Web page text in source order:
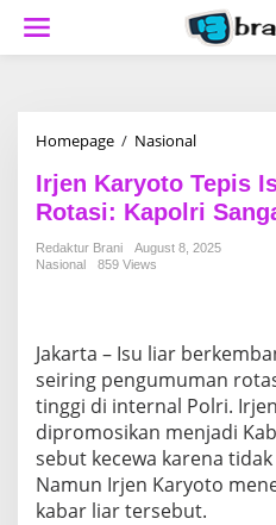
i
Homepage / Nasional
j
e
n
K
t
o
T
e
p
i
s
I
Irjen Karyoto Tepis
Rotasi: Kapolri
Redaktur Brani
August 8, 2025
Nasional
859 Views
Jakarta – Isu liar
seiring pengumuman
tinggi di internal Polri.
dipromosikan menjadi
sebut kecewa karena
Namun Irjen Karyoto
kabar liar tersebut.